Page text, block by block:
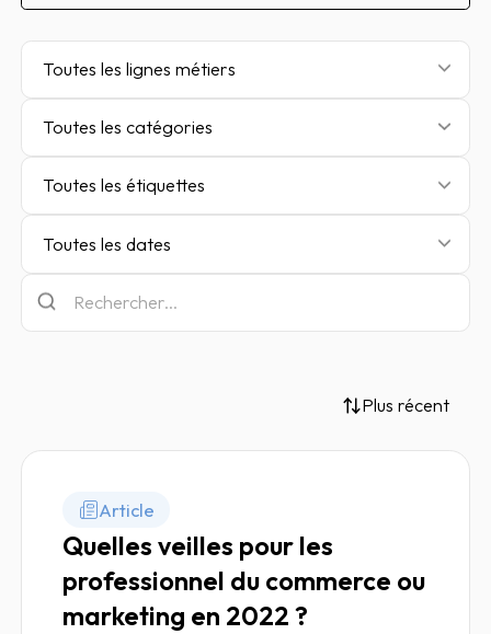
Toutes les lignes métiers
Toutes les catégories
Toutes les étiquettes
Toutes les dates
Plus récent
Article
Quelles veilles pour les
professionnel du commerce ou
marketing en 2022 ?